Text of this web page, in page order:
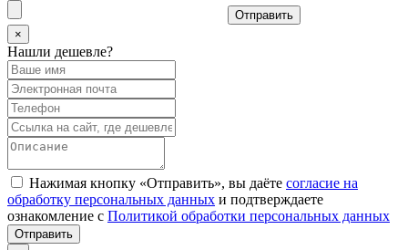
Отправить
×
Нашли дешевле?
Нажимая кнопку «Отправить», вы даёте согласие на
обработку персональных данных и подтверждаете
ознакомление с Политикой обработки персональных данных